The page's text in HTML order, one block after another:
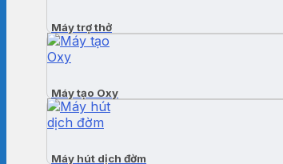
Máy trợ thở
Máy tạo Oxy
Máy hút dịch đờm